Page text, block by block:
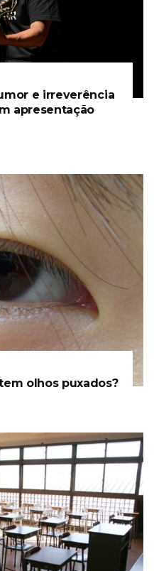
e irreverência
apresentação
olhos puxados?